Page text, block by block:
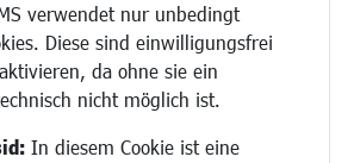
verwendet nur unbedingt
Diese sind einwilligungsfrei
da ohne sie ein
nicht möglich ist.
In diesem Cookie ist eine